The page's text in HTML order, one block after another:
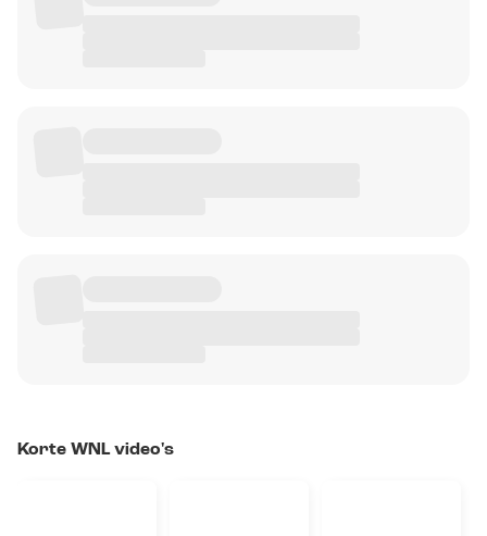
Korte WNL video's